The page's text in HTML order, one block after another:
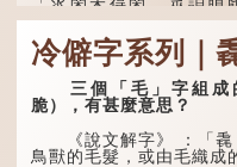
虤」之句，意思是眾人的
諷讓人怒目而視。
兩隻豬，則為「豩
（音：賓）。甲骨文從
「豕」，象豬相追逐的
子。《同文備考》另有一說
「豩，豕亂群。」意指一
群...
冷僻字系列｜
三個「毛」字組成
脆），有甚麼意思？
《說文解字》 ：「毳
鳥獸的毛髮，或由毛織成